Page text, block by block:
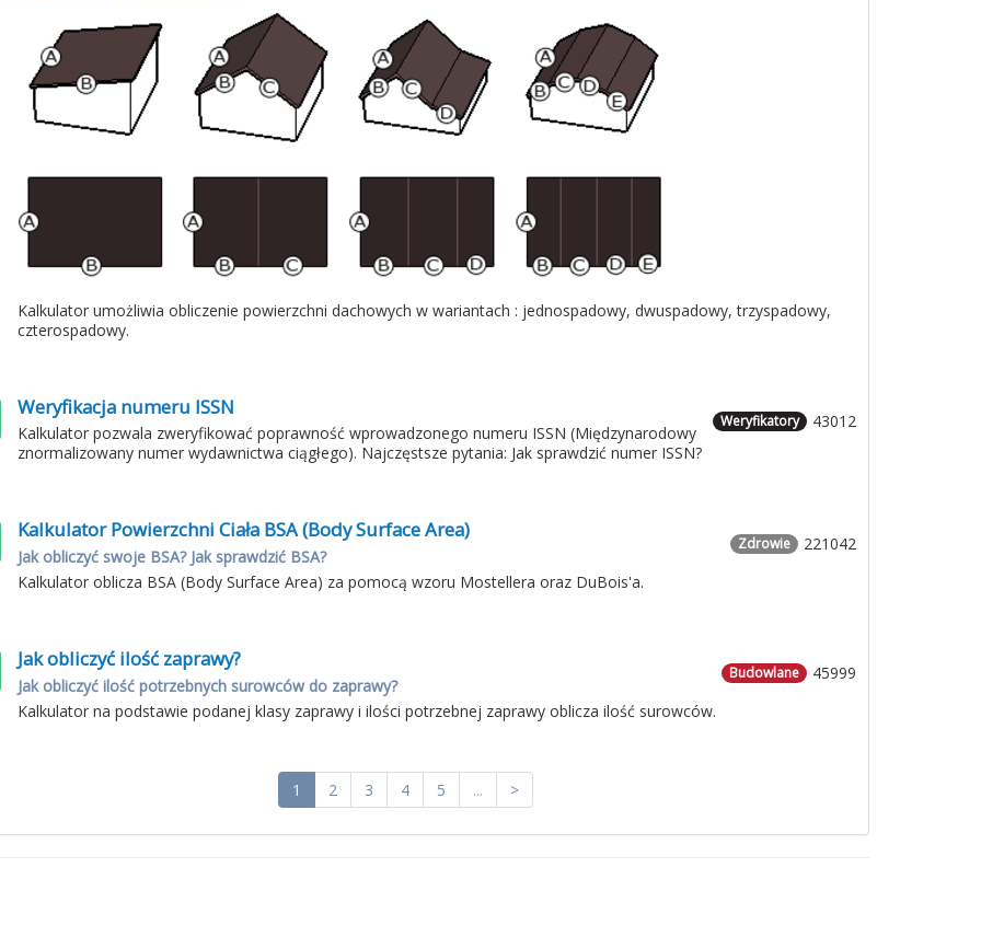
Kalkulator umożliwia obliczenie powierzchni dachowych w wariantach : jednospadowy, dwuspadowy, trzyspadowy,
czterospadowy.
43012
Weryfikatory
Weryfikacja numeru ISSN
Kalkulator pozwala zweryfikować poprawność wprowadzonego numeru ISSN (Międzynarodowy
znormalizowany numer wydawnictwa ciągłego). Najczęstsze pytania: Jak sprawdzić numer ISSN?
221042
Zdrowie
Kalkulator Powierzchni Ciała BSA (Body Surface Area)
Jak obliczyć swoje BSA? Jak sprawdzić BSA?
Kalkulator oblicza BSA (Body Surface Area) za pomocą wzoru Mostellera oraz DuBois'a.
45999
Budowlane
Jak obliczyć ilość zaprawy?
Jak obliczyć ilość potrzebnych surowców do zaprawy?
Kalkulator na podstawie podanej klasy zaprawy i ilości potrzebnej zaprawy oblicza ilość surowców.
1 2 3 4 5 ... >